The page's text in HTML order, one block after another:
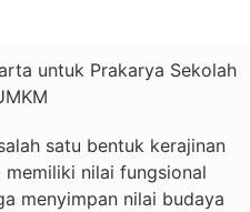
satu bentuk kerajinan
nilai fungsional
menyimpan nilai budaya